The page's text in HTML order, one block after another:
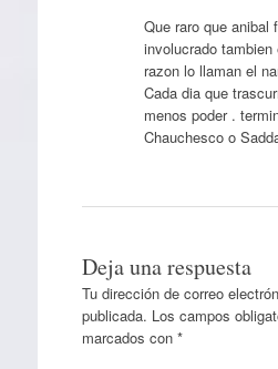
Que raro que anibal
involucrado
razon lo llaman el
Cada dia que
menos poder .
Chauchesco o
Deja una respuesta
Tu dirección de correo
publicada. Los campos
marcados con *